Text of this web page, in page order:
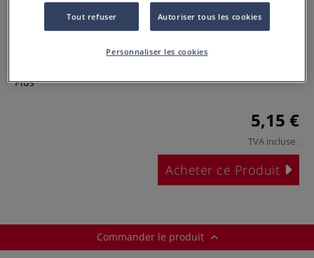
Buse pour aéroraphe 132 Honsell
Plus
5,15 €
TVA incluse .
Acheter ce Produit
Commander le produit
Tout refuser Autoriser tous les cookies
Personnaliser les cookies